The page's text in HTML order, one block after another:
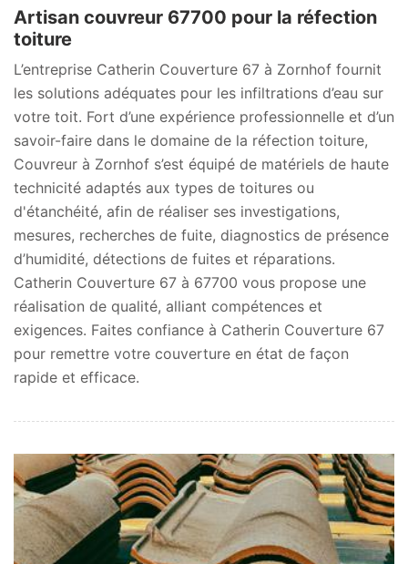
Artisan couvreur 67700 pour la réfection
toiture
L’entreprise Catherin Couverture 67 à Zornhof fournit
les solutions adéquates pour les infiltrations d’eau sur
votre toit. Fort d’une expérience professionnelle et d’un
savoir-faire dans le domaine de la réfection toiture,
Couvreur à Zornhof s’est équipé de matériels de haute
technicité adaptés aux types de toitures ou
d'étanchéité, afin de réaliser ses investigations,
mesures, recherches de fuite, diagnostics de présence
d’humidité, détections de fuites et réparations.
Catherin Couverture 67 à 67700 vous propose une
réalisation de qualité, alliant compétences et
exigences. Faites confiance à Catherin Couverture 67
pour remettre votre couverture en état de façon
rapide et efficace.